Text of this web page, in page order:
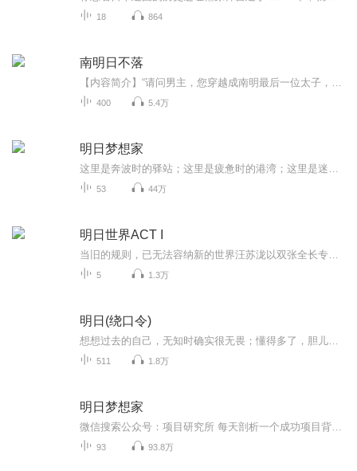
18 864
南明日不落
400 5.4万
明日梦想家
53 44万
明日世界ACT I
5 1.3万
明日(绕口令)
511 1.8万
明日梦想家
93 93.8万